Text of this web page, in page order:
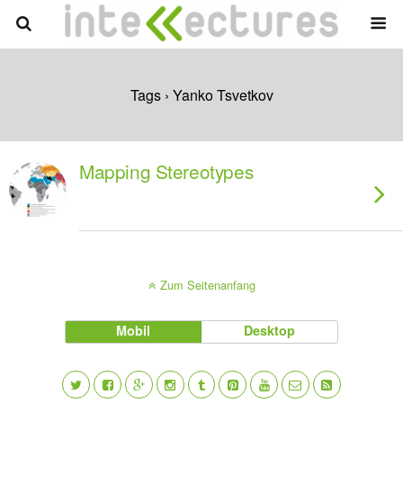
Tags › Yanko Tsvetkov
Mapping Stereotypes
Zum Seitenanfang
Mobil Desktop